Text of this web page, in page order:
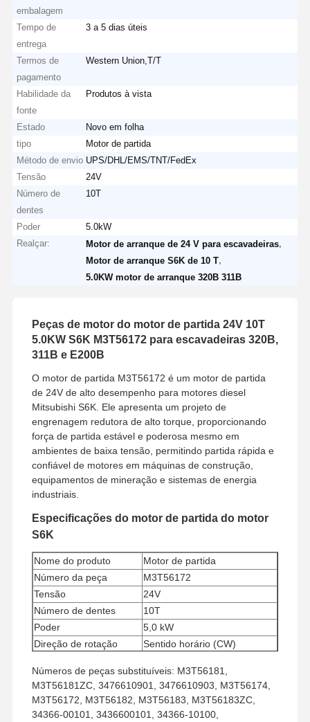
embalagem
Tempo de
entrega
3 a 5 dias úteis
Termos de
pagamento
Western Union,T/T
Habilidade da
fonte
Produtos à vista
Estado
Novo em folha
tipo
Motor de partida
Método de envio UPS/DHL/EMS/TNT/FedEx
Tensão
24V
Número de
dentes
10T
Poder
5.0kW
Realçar:
Motor de arranque de 24 V para escavadeiras
Motor de arranque S6K de 10 T
5.0KW motor de arranque 320B 311B
Peças de motor do motor de partida 24V 10T
5.0KW S6K M3T56172 para escavadeiras 320B,
311B e E200B
O motor de partida M3T56172 é um motor de partida
de 24V de alto desempenho para motores diesel
Mitsubishi S6K. Ele apresenta um projeto de
engrenagem redutora de alto torque, proporcionando
força de partida estável e poderosa mesmo em
ambientes de baixa tensão, permitindo partida rápida e
confiável de motores em máquinas de construção,
equipamentos de mineração e sistemas de energia
industriais.
Especificações do motor de partida do motor
S6K
Nome do produto
Motor de partida
Número da peça
M3T56172
Tensão
24V
Número de dentes
10T
Poder
5,0 kW
Direção de rotação
Sentido horário (CW)
pedido
1 peça
Método de pagamento
União Ocidental, T/T
Método de envio
UPS/DHL/EMS/TNT/FedEx
Números de peças substituíveis: M3T56181,
M3T56181ZC, 3476610901, 3476610903, M3T56174,
M3T56172, M3T56182, M3T56183, M3T56183ZC,
34366-00101, 3436600101, 34366-10100,